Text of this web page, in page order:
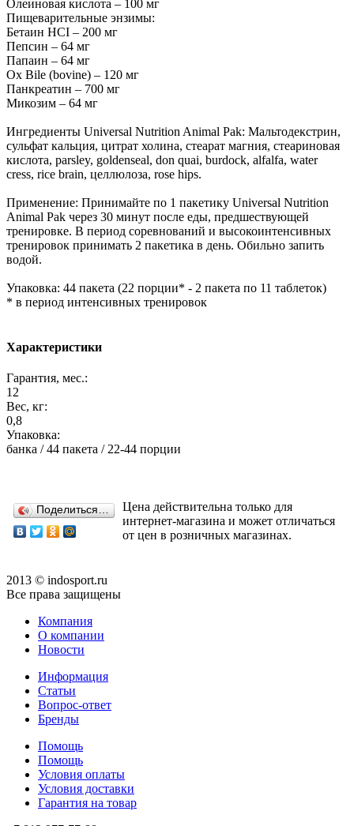
Олеиновая кислота – 100 мг
Пищеварительные энзимы:
Бетаин HCI – 200 мг
Пепсин – 64 мг
Папаин – 64 мг
Ox Bile (bovine) – 120 мг
Панкреатин – 700 мг
Микозим – 64 мг
Ингредиенты Universal Nutrition Animal Pak: Мальтодекстрин,
сульфат кальция, цитрат холина, стеарат магния, стеариновая
кислота, parsley, goldenseal, don quai, burdock, alfalfa, water
cress, rice brain, целлюлоза, rose hips.
Применение: Принимайте по 1 пакетику Universal Nutrition
Animal Pak через 30 минут после еды, предшествующей
тренировке. В период соревнований и высокоинтенсивных
тренировок принимать 2 пакетика в день. Обильно запить
водой.
Упаковка: 44 пакета (22 порции* - 2 пакета по 11 таблеток)
* в период интенсивных тренировок
Характеристики
Гарантия, мес.:
12
Вес, кг:
0,8
Упаковка:
банка / 44 пакета / 22-44 порции
Поделиться…
Цена действительна только для
интернет-магазина и может отличаться
от цен в розничных магазинах.
2013 © indosport.ru
Все права защищены
Компания
О компании
Новости
Информация
Статьи
Вопрос-ответ
Бренды
Помощь
Помощь
Условия оплаты
Условия доставки
Гарантия на товар